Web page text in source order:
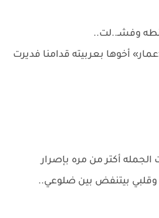
وفشـ..لت..
أخوها بعربيته قدامنا فديرت
الجمله أكتر من مره بإصرار
بيتنفض بين ضلوعي..